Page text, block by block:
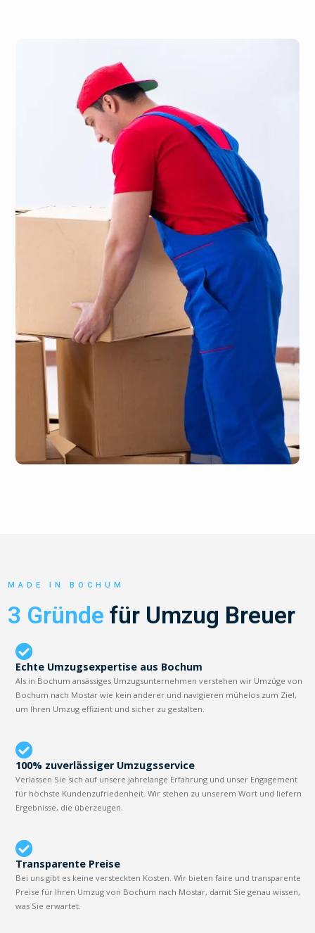
MADE IN BOCHUM
3 Gründe für Umzug Breuer
Echte Umzugsexpertise aus Bochum
Als in Bochum ansässiges Umzugsunternehmen verstehen wir Umzüge von
Bochum nach Mostar wie kein anderer und navigieren mühelos zum Ziel,
um Ihren Umzug effizient und sicher zu gestalten.
100% zuverlässiger Umzugsservice
Verlassen Sie sich auf unsere jahrelange Erfahrung und unser Engagement
für höchste Kundenzufriedenheit. Wir stehen zu unserem Wort und liefern
Ergebnisse, die überzeugen.
Transparente Preise
Bei uns gibt es keine versteckten Kosten. Wir bieten faire und transparente
Preise für Ihren Umzug von Bochum nach Mostar, damit Sie genau wissen,
was Sie erwartet.